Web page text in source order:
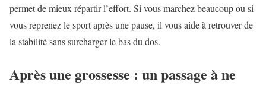
permet de mieux répartir l’effort. Si vous marchez beaucoup ou si
vous reprenez le sport après une pause, il vous aide à retrouver de
la stabilité sans surcharger le bas du dos.
Après une grossesse : un passage à ne